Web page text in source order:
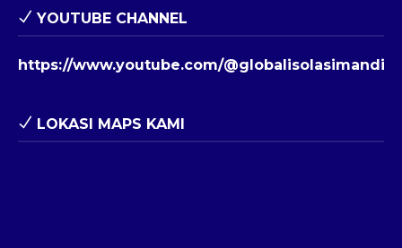
YOUTUBE CHANNEL
https://www.youtube.com/@globalisolasimandiri
LOKASI MAPS KAMI